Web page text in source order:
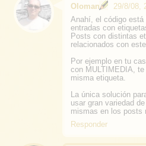
Oloman
29/8/08,
Anahí, el código está
entradas con
Posts con distintas
relacionados con
Por ejemplo en tu
con MULTIMEDIA,
misma etiqueta.
La única solución
usar gran variedad
mismas en los posts
Responder